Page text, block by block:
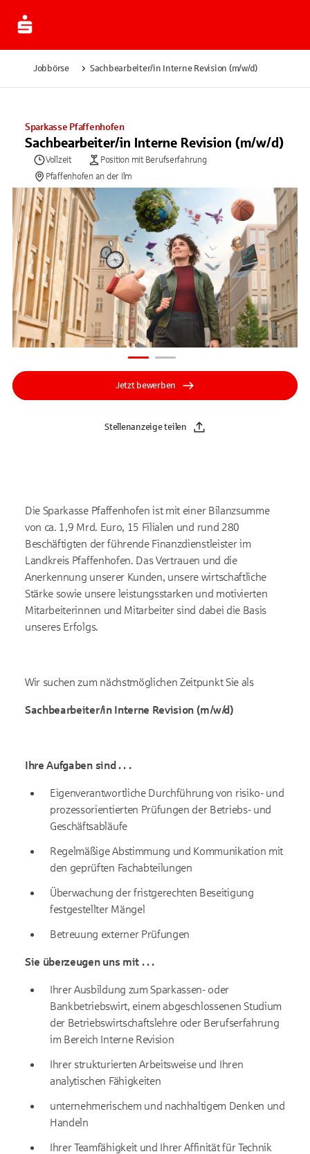
Jobbörse Sachbearbeiter/in Interne Revision (m/w/d)
Sparkasse Pfaffenhofen
Sachbearbeiter/in Interne Revision (m/w/d)
Vollzeit
Position mit Berufserfahrung
Pfaffenhofen an der Ilm
Jetzt bewerben
Stellenanzeige teilen
Die Sparkasse Pfaffenhofen ist mit einer Bilanzsumme
von ca. 1,9 Mrd. Euro, 15 Filialen und rund 280
Beschäftigten der führende Finanzdienstleister im
Landkreis Pfaffenhofen. Das Vertrauen und die
Anerkennung unserer Kunden, unsere wirtschaftliche
Stärke sowie unsere leistungsstarken und motivierten
Mitarbeiterinnen und Mitarbeiter sind dabei die Basis
unseres Erfolgs.
Wir suchen zum nächstmöglichen Zeitpunkt Sie als
Sachbearbeiter/in Interne Revision (m/w/d)
Ihre Aufgaben sind . . .
Eigenverantwortliche Durchführung von risiko- und
prozessorientierten Prüfungen der Betriebs- und
Geschäftsabläufe
Regelmäßige Abstimmung und Kommunikation mit
den geprüften Fachabteilungen
Überwachung der fristgerechten Beseitigung
festgestellter Mängel
Betreuung externer Prüfungen
Sie überzeugen uns mit . . .
Ihrer Ausbildung zum Sparkassen- oder
Bankbetriebswirt, einem abgeschlossenen Studium
der Betriebswirtschaftslehre oder Berufserfahrung
im Bereich Interne Revision
Ihrer strukturierten Arbeitsweise und Ihren
analytischen Fähigkeiten
unternehmerischem und nachhaltigem Denken und
Handeln
Ihrer Teamfähigkeit und Ihrer Affinität für Technik